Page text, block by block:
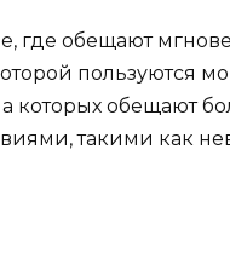
где обещают
пользуются
которых обещают
такими как